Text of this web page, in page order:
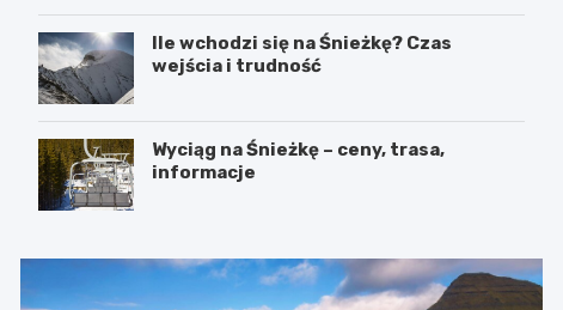
Ile wchodzi się na Śnieżkę? Czas
wejścia i trudność
Wyciąg na Śnieżkę – ceny, trasa,
informacje